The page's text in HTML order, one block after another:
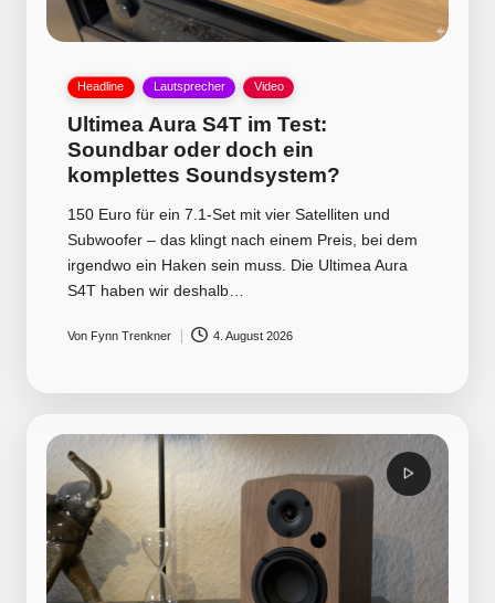
Posted
Headline Lautsprecher Video
Ultimea Aura S4T im Test:
Soundbar oder doch ein
komplettes Soundsystem?
150 Euro für ein 7.1-Set mit vier Satelliten und
Subwoofer – das klingt nach einem Preis, bei dem
irgendwo ein Haken sein muss. Die Ultimea Aura
S4T haben wir deshalb…
Posted
Von Fynn Trenkner 4. August 2026